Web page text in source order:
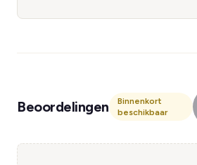
Beoordelingen
Binnenkort
beschikbaar